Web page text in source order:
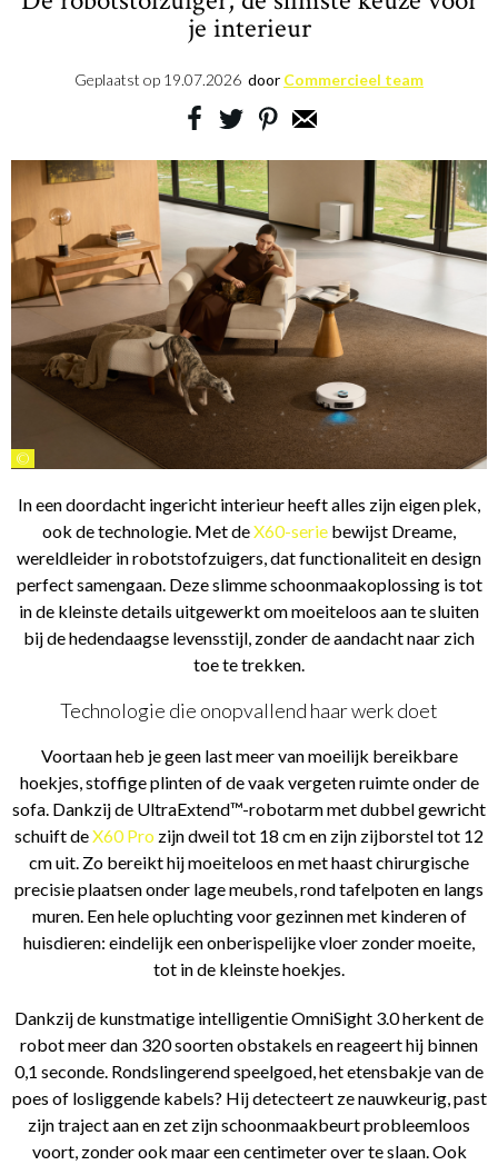
je interieur
Geplaatst op 19.07.2026 door Commercieel team
©
In een doordacht ingericht interieur heeft alles zijn eigen plek,
ook de technologie. Met deX60-serie bewijst Dreame,
wereldleider in robotstofzuigers, dat functionaliteit en design
perfect samengaan. Deze slimme schoonmaakoplossing is tot
in de kleinste details uitgewerkt om moeiteloos aan te sluiten
bij de hedendaagse levensstijl, zonder de aandacht naar zich
toe te trekken.
Technologie die onopvallend haar werk doet
Voortaan heb je geen last meer van moeilijk bereikbare
hoekjes, stoffige plinten of de vaak vergeten ruimte onder de
sofa. Dankzij de UltraExtend™-robotarm met dubbel gewricht
schuift deX60 Pro zijn dweil tot 18 cm en zijn zijborstel tot 12
cm uit. Zo bereikt hij moeiteloos en met haast chirurgische
precisie plaatsen onder lage meubels, rond tafelpoten en langs
muren. Een hele opluchting voor gezinnen met kinderen of
huisdieren: eindelijk een onberispelijke vloer zonder moeite,
tot in de kleinste hoekjes.
Dankzij de kunstmatige intelligentie OmniSight 3.0 herkent de
robot meer dan 320 soorten obstakels en reageert hij binnen
0,1 seconde. Rondslingerend speelgoed, het etensbakje van de
poes of losliggende kabels? Hij detecteert ze nauwkeurig, past
zijn traject aan en zet zijn schoonmaakbeurt probleemloos
voort, zonder ook maar een centimeter over te slaan. Ook